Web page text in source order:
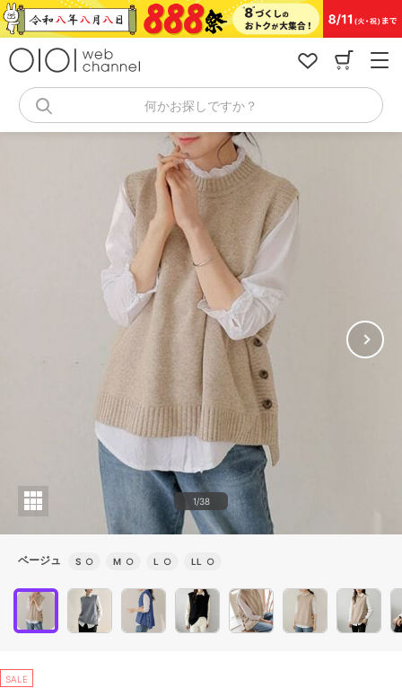
コ
ン
キ
何かお探しですか？
1/38
ベージュ S ○ M ○ L ○ LL ○
SALE